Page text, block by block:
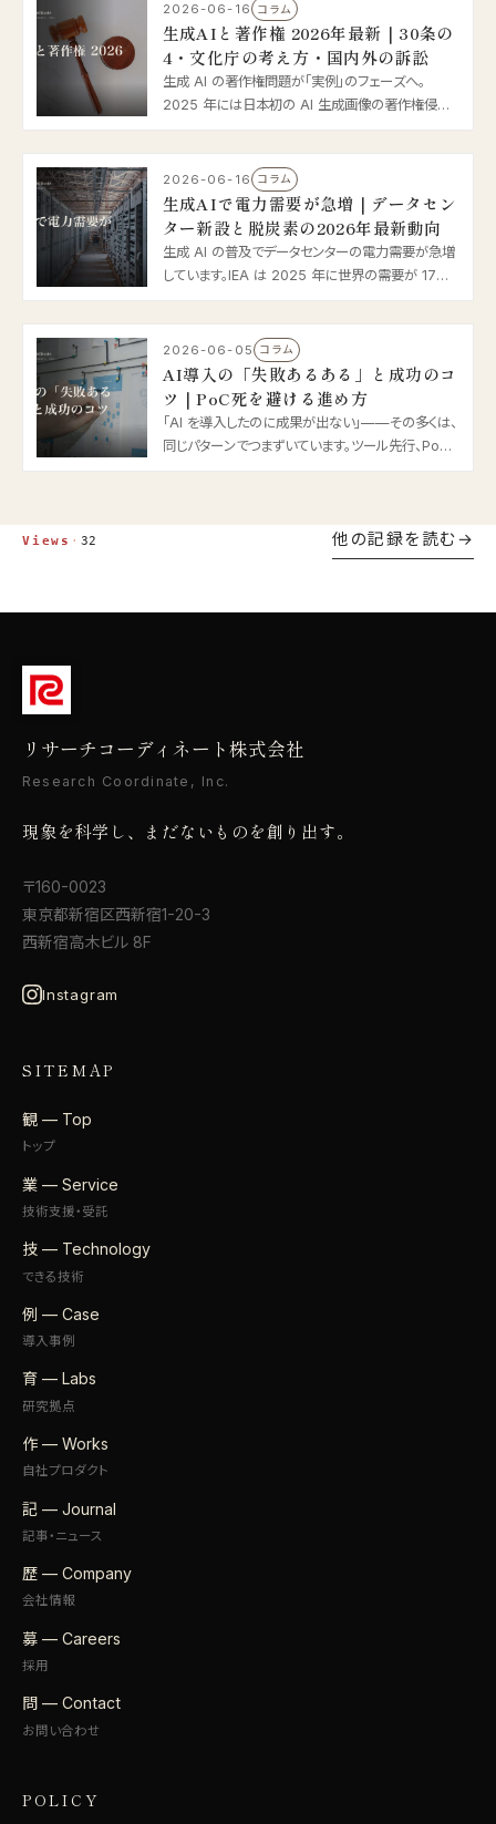
2026-06-16 コラム
生成AIと著作権 2026年最新｜30条の
4・文化庁の考え方・国内外の訴訟
生成 AI の著作権問題が「実例」のフェーズへ。
2025 年には日本初の AI 生成画像の著作権侵害
え、企業が実務で気をつけるべき点を 2026 年最新
情報で整理します。
2026-06-16 コラム
生成AIで電力需要が急増｜データセン
ター新設と脱炭素の2026年最新動向
生成 AI の普及でデータセンターの電力需要が急増
しています。IEA は 2025 年に世界の需要が 17%
しました。2026 年の電力と脱炭素の論点を整理し
ます。
2026-06-05 コラム
AI導入の「失敗あるある」と成功のコ
ツ｜PoC死を避ける進め方
「AI を導入したのに成果が出ない」——その多くは、
同じパターンでつまずいています。ツール先行、PoC
Views · 32 他の記録を読む
リサーチコーディネート株式会社
Research Coordinate, Inc.
現象を科学し、まだないものを創り出す。
〒160-0023
東京都新宿区西新宿1-20-3
西新宿高木ビル 8F
Instagram
SITEMAP
観 — Top
トップ
業 — Service
技術支援・受託
技 — Technology
できる技術
例 — Case
導入事例
育 — Labs
研究拠点
作 — Works
自社プロダクト
記 — Journal
記事・ニュース
歴 — Company
会社情報
募 — Careers
採用
問 — Contact
お問い合わせ
POLICY